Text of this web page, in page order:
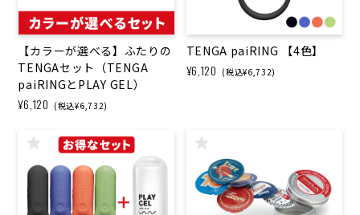
【カラーが選べる】ふたりの
TENGAセット（TENGA
paiRINGとPLAY GEL）
¥6,120 (税込¥6,732)
TENGA paiRING 【4色】
¥6,120 (税込¥6,732)